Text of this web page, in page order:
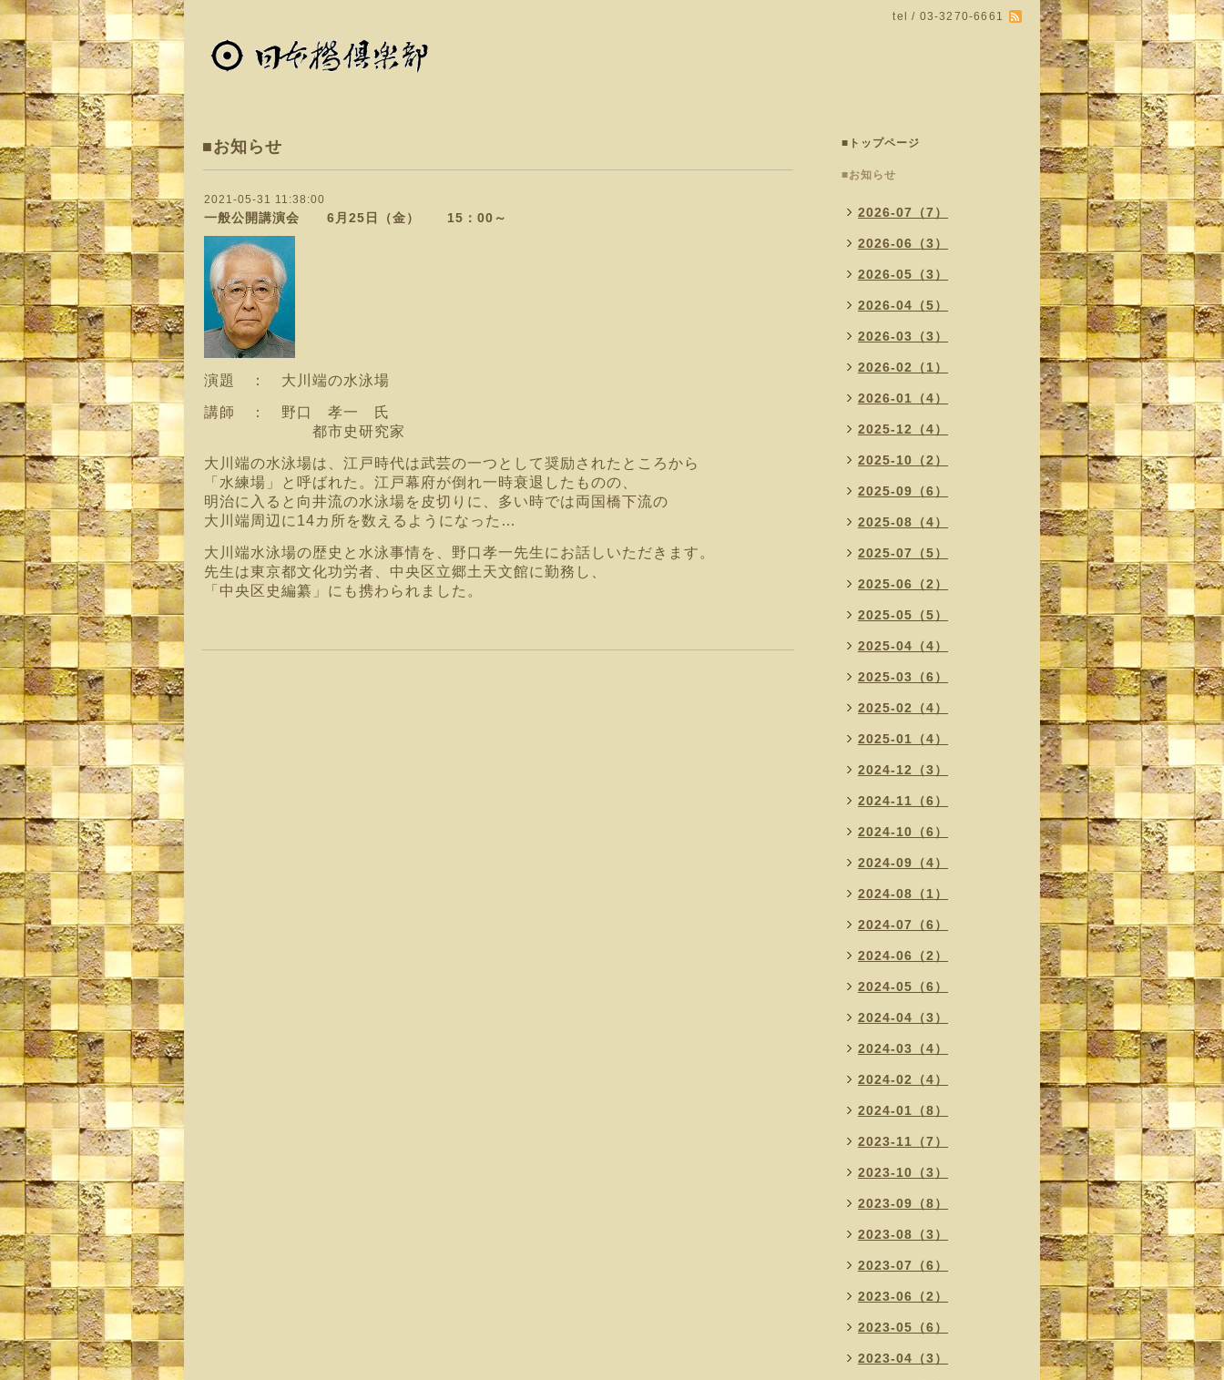
tel / 03-3270-6661
■お知らせ
2021-05-31 11:38:00
一般公開講演会 6月25日（金） 15：00～
演題 ： 大川端の水泳場
講師 ： 野口 孝一 氏
都市史研究家
大川端の水泳場は、江戸時代は武芸の一つとして奨励されたところから
「水練場」と 呼ばれた。江戸幕府が倒れ一時衰退したものの、
明治に入ると向井流の水泳場を皮切 りに、多い時では両国橋下流の
大川端周辺に14カ所を数えるようになった…
大川端水泳場の歴史と水泳事情を、野口孝一先生にお話しいただきます。
先生は東京都文化功労者、中央区立郷土天文館に勤務し、
「中央区史編纂」にも携わられました。
■トップページ
■お知らせ
2026-07（7）
2026-06（3）
2026-05（3）
2026-04（5）
2026-03（3）
2026-02（1）
2026-01（4）
2025-12（4）
2025-10（2）
2025-09（6）
2025-08（4）
2025-07（5）
2025-06（2）
2025-05（5）
2025-04（4）
2025-03（6）
2025-02（4）
2025-01（4）
2024-12（3）
2024-11（6）
2024-10（6）
2024-09（4）
2024-08（1）
2024-07（6）
2024-06（2）
2024-05（6）
2024-04（3）
2024-03（4）
2024-02（4）
2024-01（8）
2023-11（7）
2023-10（3）
2023-09（8）
2023-08（3）
2023-07（6）
2023-06（2）
2023-05（6）
2023-04（3）